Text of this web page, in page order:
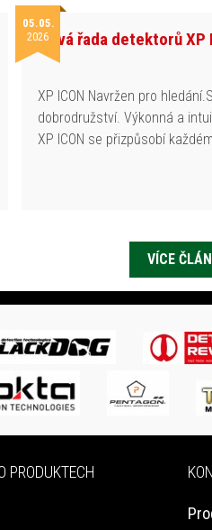
05.05.
2026Nová řada detektorů XP
XP ICON Navržen pro
dobrodružství. Výkonná a
XP ICON se přizpůsobí
VÍCE
PRODUKTECH